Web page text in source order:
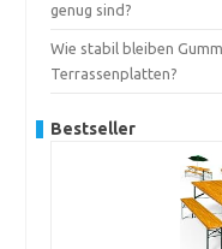
genug sind?
Wie stabil bleiben
Terrassenplatten?
Bestseller